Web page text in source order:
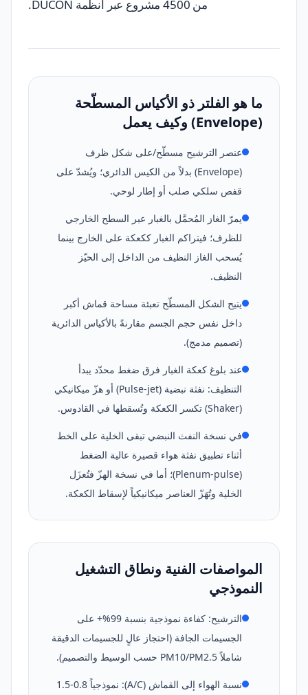
من 4500 مشروع عبر أنظمة DUCON.
ما هو الفلتر ذو الأكياس المسطّحة
(Envelope) وكيف يعمل
عنصر الترشيح مسطّح/على شكل ظرف
(Envelope) بدلاً من الكيس الدائري؛ ويُشدّ على
قفص سلكي صلب أو إطار لوحي.
يمرّ الغاز المُحمَّل بالغبار عبر السطح الخارجي
للظرف؛ فيتراكم الغبار ككعكة على الخارج بينما
يُسحب الغاز النظيف من الداخل إلى الحيّز
النظيف.
يتيح الشكل المسطّح تعبئة مساحة قماش أكبر
داخل نفس حجم الجسم مقارنةً بالأكياس الدائرية
(تصميم مدمج).
عند بلوغ كعكة الغبار فرق ضغط محدّد يبدأ
التنظيف: نفثة نبضية (Pulse-jet) أو هزّ ميكانيكي
(Shaker) تكسر الكعكة وتُسقطها في القادوس.
في نسخة النفث النبضي تبقى الخلية على الخط
أثناء تطبيق نفثة هواء قصيرة عالية الضغط
(Plenum-pulse)؛ أما في نسخة الهزّ فتُعزَل
الخلية وتُهَزّ العناصر ميكانيكياً لإسقاط الكعكة.
المواصفات الفنية ونطاق التشغيل
النموذجي
الترشيح: كفاءة نموذجية بنسبة 99%+ على
الجسيمات الجافة (احتجاز عالٍ للجسيمات الدقيقة
شاملاً PM10/PM2.5 حسب الوسيط والتصميم).
نسبة الهواء إلى القماش (A/C): نموذجياً 0.8-1.5